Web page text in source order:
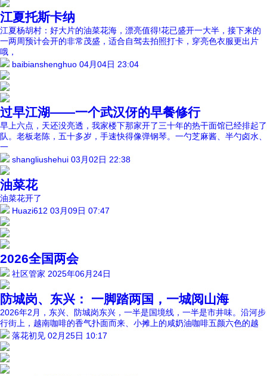
江夏托斯卡纳
江夏杨胡村：好大片的油菜花海，漂亮值得!花已盛开一大半，接下来的
一两周预计会开的非常茂盛，适合自驾去拍照打卡，穿亮色衣服更出片
哦，
baibianshenghuo 04月04日 23:04
过早江湖——一个武汉伢的早餐修行
早上六点，天还没亮透，我家楼下那家开了三十年的热干面馆已经排起了
队。老板老陈，五十多岁，手速快得像弹钢琴。一勺芝麻酱、半勺卤水、
一
shangliushehui 03月02日 22:38
油菜花
油菜花开了
Huazi612 03月09日 07:47
2026全国两会
社区管家 2025年06月24日
防城岗、东兴： 一脚踏两国，一城阅山海
2026年2月，东兴、防城岗东兴，一半是国境线，一半是市井味。沿河步
行街上，越南咖啡的香气扑面而来、小摊上的咸奶油咖啡五颜六色的越
落花初见 02月25日 10:17